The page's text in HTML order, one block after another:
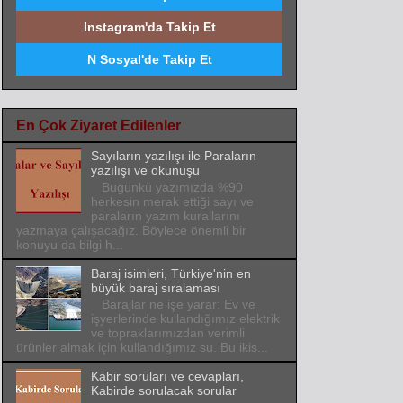
Instagram'da Takip Et
N Sosyal'de Takip Et
En Çok Ziyaret Edilenler
Sayıların yazılışı ile Paraların
yazılışı ve okunuşu
Bugünkü yazımızda %90
herkesin merak ettiği sayı ve
paraların yazım kurallarını
yazmaya çalışacağız. Böylece önemli bir
konuyu da bilgi h...
Baraj isimleri, Türkiye'nin en
büyük baraj sıralaması
Barajlar ne işe yarar: Ev ve
işyerlerinde kullandığımız elektrik
ve topraklarımızdan verimli
ürünler almak için kullandığımız su. Bu ikis...
Kabir soruları ve cevapları,
Kabirde sorulacak sorular